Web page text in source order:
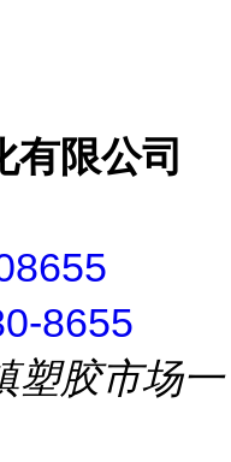
有限公司
8655
塑胶市场一